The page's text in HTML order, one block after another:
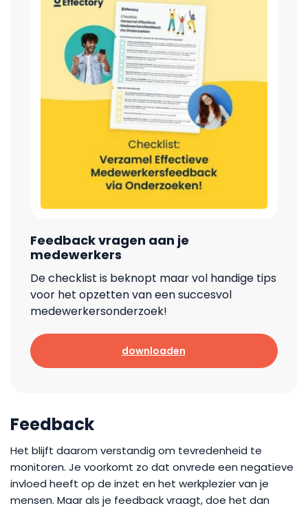
Feedback vragen aan je
medewerkers
De checklist is beknopt maar vol handige tips
voor het opzetten van een succesvol
medewerkersonderzoek!
downloaden
Feedback
Het blijft daarom verstandig om tevredenheid te
monitoren. Je voorkomt zo dat onvrede een negatieve
invloed heeft op de inzet en het werkplezier van je
mensen. Maar als je feedback vraagt, doe het dan